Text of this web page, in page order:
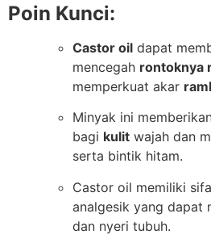
Poin Kunci:
Castor oil dapat
mencegah rontoknya
memperkuat akar
Minyak ini
bagi kulit wajah dan
serta bintik hitam.
Castor oil memiliki
analgesik yang dapat
dan nyeri tubuh.